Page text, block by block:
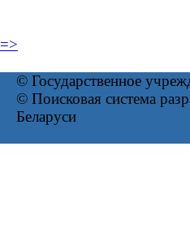
© Государственное
© Поисковая система
Беларуси